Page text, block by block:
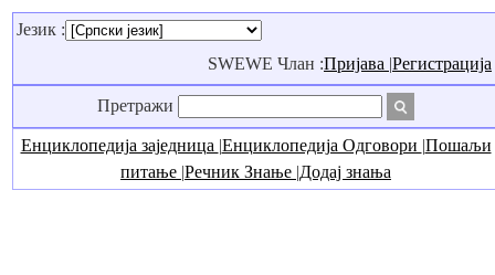
Језик :
SWEWE Члан :Пријава |Регистрација
Претражи
Енциклопедија заједница |Енциклопедија Одговори |Пошаљи
питање |Речник Знање |Додај знања